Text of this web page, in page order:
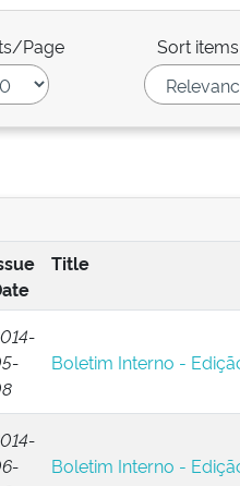
Page Sort
Title
Boletim Interno -
Boletim Interno -